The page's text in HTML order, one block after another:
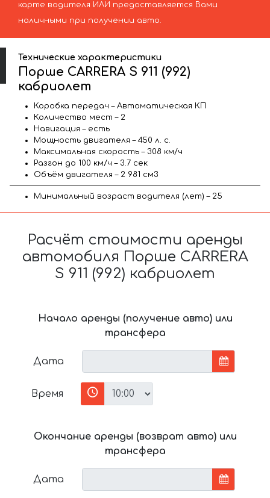
карте водителя ИЛИ предоставляется Вами
наличными при получении авто.
Технические характеристики
Порше CARRERA S 911 (992)
кабриолет
Коробка передач – Автоматическая КП
Количество мест – 2
Навигация – есть
Мощность двигателя – 450 л. с.
Максимальная скорость – 308 км/ч
Разгон до 100 км/ч – 3.7 сек
Объём двигателя – 2 981 см3
Минимальный возраст водителя (лет) – 25
Расчёт стоимости аренды
автомобиля Порше CARRERA
S 911 (992) кабриолет
Начало аренды (получение авто) или
трансфера
Дата
Время
Окончание аренды (возврат авто) или
трансфера
Дата